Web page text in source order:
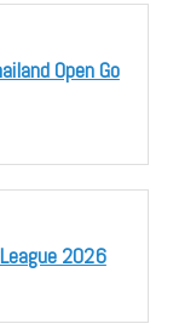
Open Go
2026